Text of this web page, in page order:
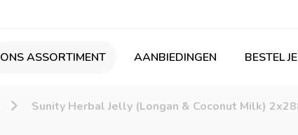
ONS ASSORTIMENT AANBIEDINGEN BESTEL
Sunity Herbal Jelly (Longan & Coconut Milk)